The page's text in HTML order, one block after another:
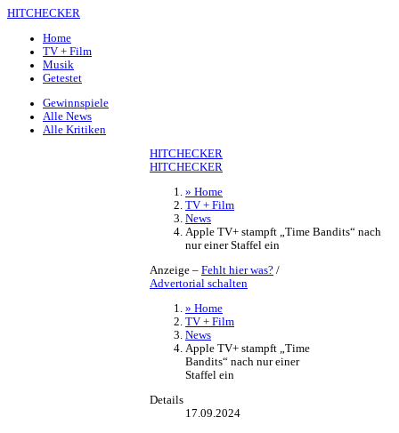
HITCHECKER
Home
TV + Film
Musik
Getestet
Gewinnspiele
Alle News
Alle Kritiken
HITCHECKER
HITCHECKER
» Home
TV + Film
News
Apple TV+ stampft „Time Bandits“ nach
nur einer Staffel ein
Anzeige – Fehlt hier was? /
Advertorial schalten
» Home
TV + Film
News
Apple TV+ stampft „Time
Bandits“ nach nur einer
Staffel ein
Details
17.09.2024